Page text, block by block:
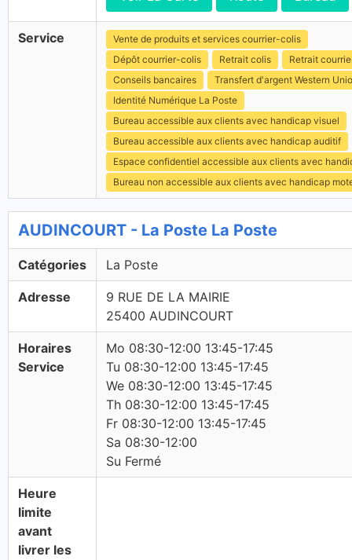
Service
Vente de produits et services courrier-colis
Dépôt courrier-colis
Retrait colis
Retrait
Conseils bancaires
Transfert d'argent Western
Identité Numérique La Poste
Bureau accessible aux clients avec handicap visuel
Bureau accessible aux clients avec handicap auditif
Espace confidentiel accessible aux clients avec
Bureau non accessible aux clients avec handicap
AUDINCOURT - La Poste La Poste
Catégories La Poste
Adresse
9 RUE DE LA MAIRIE
25400 AUDINCOURT
Horaires
Service
Mo 08:30-12:00 13:45-17:45
Tu 08:30-12:00 13:45-17:45
We 08:30-12:00 13:45-17:45
Th 08:30-12:00 13:45-17:45
Fr 08:30-12:00 13:45-17:45
Sa 08:30-12:00
Su Fermé
Heure
limite
avant
livrer les